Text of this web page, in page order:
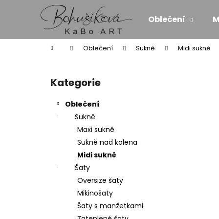
Oblečení
Domů Oblečení Sukně Midi sukně
Přeskočit
kategorie
Kategorie
Oblečení
Sukně
Maxi sukně
Sukně nad kolena
Midi sukně
Šaty
Oversize šaty
Mikinošaty
Šaty s manžetkami
í
Zpět
do
Zpět
do
MAXI ŠATY - NÁDECH A VÝDECH